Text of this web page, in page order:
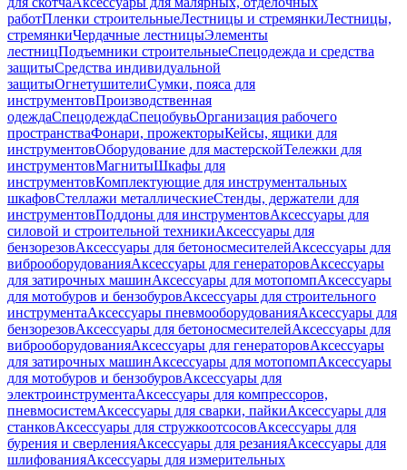
работПленки строительныеЛестницы и стремянкиЛестницы,
стремянкиЧердачные лестницыЭлементы
лестницПодъемники строительныеСпецодежда и средства
защитыСредства индивидуальной
защитыОгнетушителиСумки, пояса для
инструментовПроизводственная
одеждаСпецодеждаСпецобувьОрганизация рабочего
пространстваФонари, прожекторыКейсы, ящики для
инструментовОборудование для мастерскойТележки для
инструментовМагнитыШкафы для
инструментовКомплектующие для инструментальных
шкафовСтеллажи металлическиеСтенды, держатели для
инструментовПоддоны для инструментовАксессуары для
силовой и строительной техникиАксессуары для
бензорезовАксессуары для бетоносмесителейАксессуары для
виброоборудованияАксессуары для генераторовАксессуары
для затирочных машинАксессуары для мотопомпАксессуары
для мотобуров и бензобуровАксессуары для строительного
инструментаАксессуары пневмооборудованияАксессуары для
бензорезовАксессуары для бетоносмесителейАксессуары для
виброоборудованияАксессуары для генераторовАксессуары
для затирочных машинАксессуары для мотопомпАксессуары
для мотобуров и бензобуровАксессуары для
электроинструментаАксессуары для компрессоров,
пневмосистемАксессуары для сварки, пайкиАксессуары для
станковАксессуары для стружкоотсосовАксессуары для
бурения и сверленияАксессуары для резанияАксессуары для
шлифованияАксессуары для измерительных